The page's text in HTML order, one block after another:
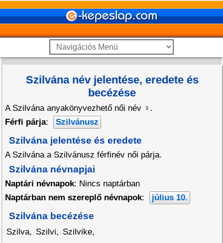
Szilvána név jelentése, eredete és
becézése
A Szilvána anyakönyvezhető női név ♀ .
Férfi párja: Szilvánusz
Szilvána jelentése és eredete
A Szilvána a Szilvánusz férfinév női párja.
Szilvána névnapjai
Naptári névnapok: Nincs naptárban
Naptárban nem szereplő névnapok: július 10.
Szilvána becézése
Szilva, Szilvi, Szilvike,